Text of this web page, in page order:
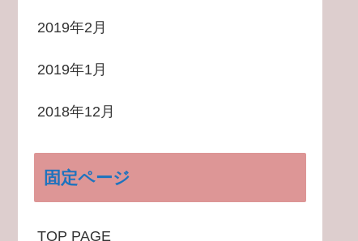
2019年2月
2019年1月
2018年12月
固定ページ
TOP PAGE